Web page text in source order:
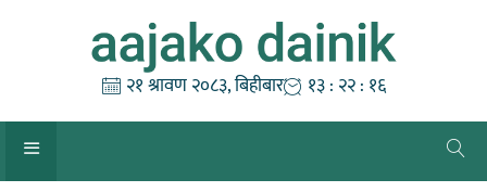
२१ श्रावण २०८३, बिहीबार १३ : २२ : १६